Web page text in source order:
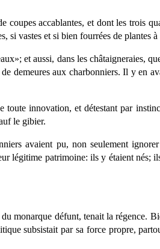
coupes accablantes, et dont les trois
si vastes et si bien fourrées de
et aussi, dans les châtaigneraies,
demeures aux charbonniers. Il y en
toute innovation, et détestant par
le gibier.
avaient pu, non seulement
légitime patrimoine: ils y étaient
monarque défunt, tenait la régence.
subsistait par sa force propre,